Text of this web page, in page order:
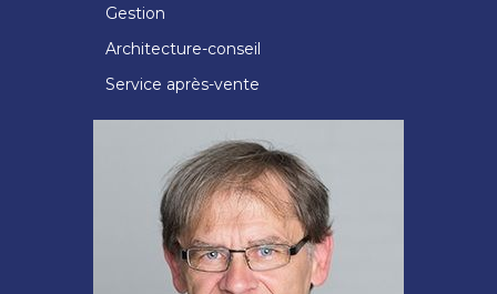
Gestion
Architecture-conseil
Service après-vente